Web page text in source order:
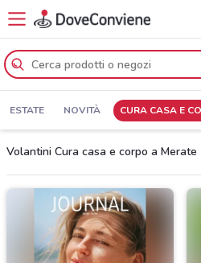
ESTATE NOVITÀ CURA CASA E
Volantini Cura casa e corpo a Merate